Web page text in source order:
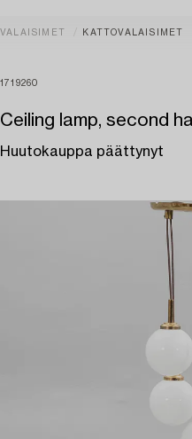
VALAISIMET KATTOVALAISIMET
1719260
Ceiling lamp, second
Huutokauppa päättynyt